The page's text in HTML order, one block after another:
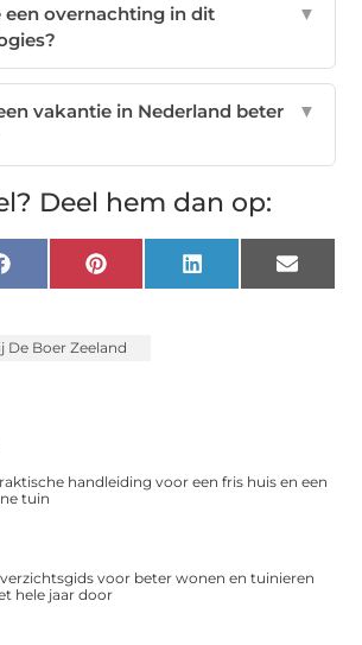
een overnachting in dit
▼
vakantie in Nederland beter
▼
Deel hem dan op:
FacebookPinterest LinkedIn Email
De Boer Zeeland
handleiding voor een fris huis en een
tuin
voor beter wonen en tuinieren
hele jaar door